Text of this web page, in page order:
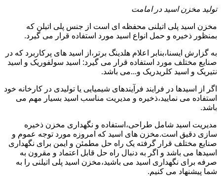
تولید مخزن اسید در امامت
مخزن اسید پلی اتیلنی محفظه ای است از جنس پلی اتیلن که
بمنظور ذخیره و حمل انواع اسید مورد استفاده قرار می گیرد.
به گزارش ایسنا،بنابر اعلام هلدینگ برتر،از اسید های پرکاربرد که در
صنایع مختلف مورد استفاده قرار می گیرد: اسید سولفوریک و اسید
نتیریک و اسید کلریدریک و...می باشد.
اگر از اسیدها در فرایند فرآیندهای شیمیایی یا تولیدی در کارخانه خود
استفاده می نمایید،ذخیره و مدیریت مناسب اسید بسیار مهم می
باشد.
مدیریت اسید شامل طراحی،استفاده و نگهداری مخزن ذخیره
سازی دقیق است.مخزن های اسید که امروزه مورد توجه عموم و
صنایع مختلف قرار گرفته یک راه حل مطمئن و ایمن برای نگهداری
اسیدها می باشد و اگر به دنبال راه حل قابل اعتماد و مقرون به
صرفه برای نگهداری اسید می باشید،مخزن اسید پلی اتیلنی را به
شما پیشنهاد می کنیم.